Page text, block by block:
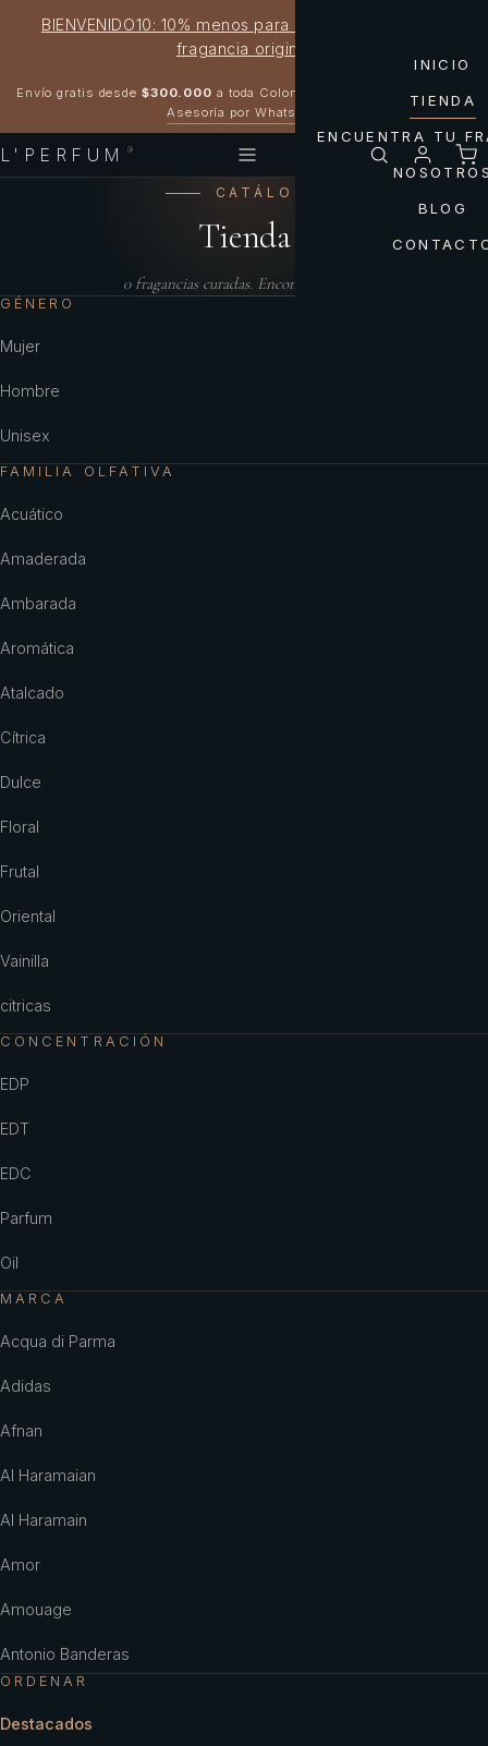
BIENVENIDO10: 10% menos para estrenar tu próxima
fragancia original
Envío gratis desde $300.000 a toda Colombia
Asesoría por WhatsApp
L'PERFUM ®
INICIO
TIENDA
ENCUENTRA TU
BLOG
CATÁLOGO
Tienda
0fragancias curadas. Encontrá la tuya.
GÉNERO
Mujer
Hombre
Unisex
FAMILIA OLFATIVA
Acuático
Amaderada
Ambarada
Aromática
Atalcado
Cítrica
Dulce
Floral
Frutal
Oriental
Vainilla
citricas
CONCENTRACIÓN
EDP
EDT
EDC
Parfum
Oil
MARCA
Acqua di Parma
Adidas
Afnan
Al Haramaian
Al Haramain
Amor
Amouage
Antonio Banderas
ORDENAR
Destacados